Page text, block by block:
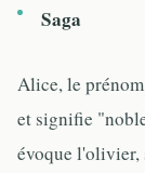
Saga
Alice, le
et signifie
évoque l'olivier,